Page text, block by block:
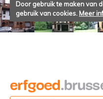
Door gebruik te maken van
gebruik van cookies. Meer